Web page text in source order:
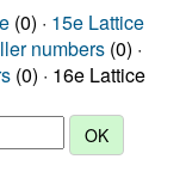
(0) · 15e Lattice
numbers (0) ·
(0) · 16e Lattice